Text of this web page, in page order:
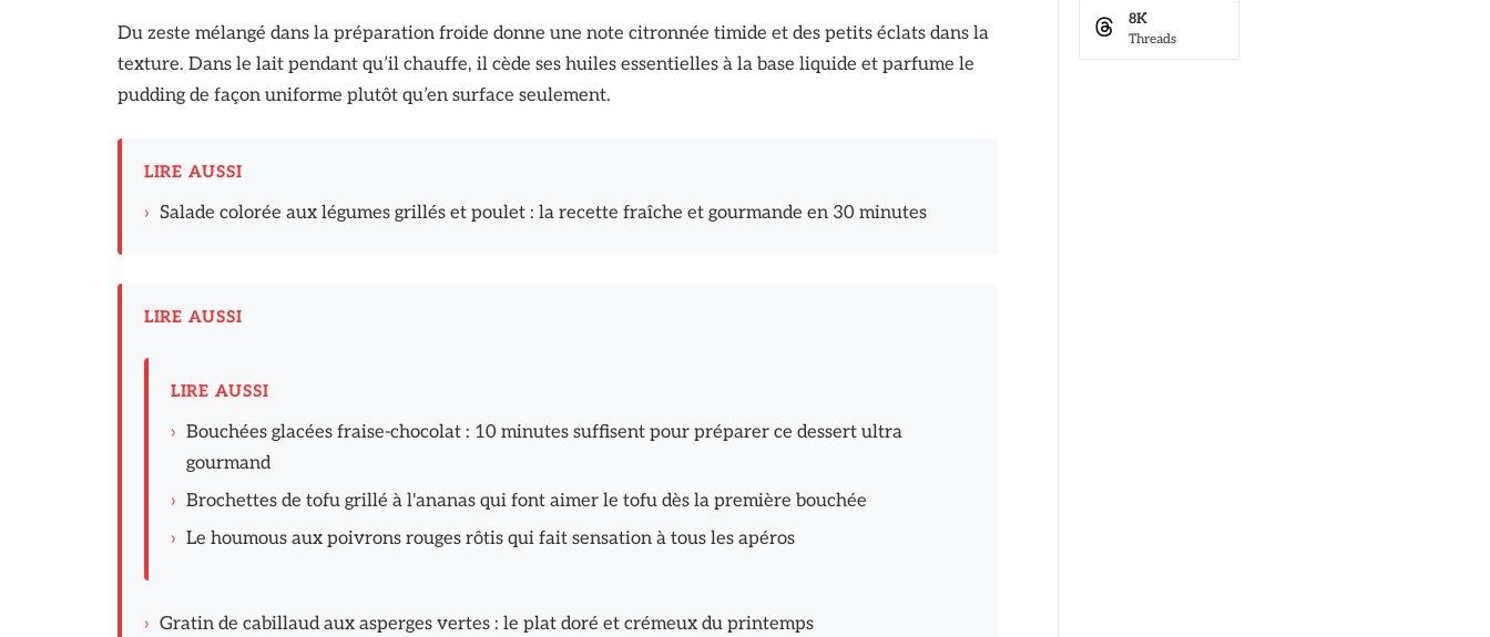
Du zeste mélangé dans la préparation froide donne une note citronnée timide et des petits éclats dans la
texture. Dans le lait pendant qu’il chauffe, il cède ses huiles essentielles à la base liquide et parfume le
pudding de façon uniforme plutôt qu’en surface seulement.
LIRE AUSSI
› Salade colorée aux légumes grillés et poulet : la recette fraîche et gourmande en 30 minutes
LIRE AUSSI
LIRE AUSSI
› Bouchées glacées fraise-chocolat : 10 minutes suffisent pour préparer ce dessert ultra
gourmand
› Brochettes de tofu grillé à l'ananas qui font aimer le tofu dès la première bouchée
› Le houmous aux poivrons rouges rôtis qui fait sensation à tous les apéros
› Gratin de cabillaud aux asperges vertes : le plat doré et crémeux du printemps
Threads
8K